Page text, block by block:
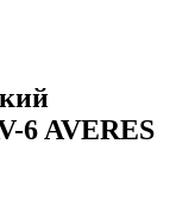
6 AVERES